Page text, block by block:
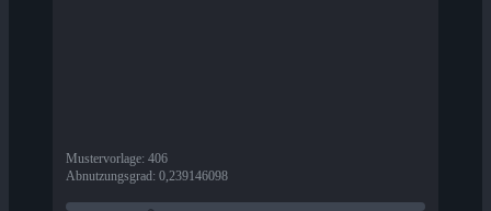
Mustervorlage: 406
Abnutzungsgrad: 0,239146098